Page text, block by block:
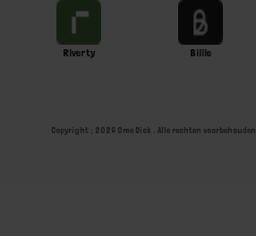
Riverty Billie
Copyright ; 2026 Ome Dick . Alle rechten voorbehouden